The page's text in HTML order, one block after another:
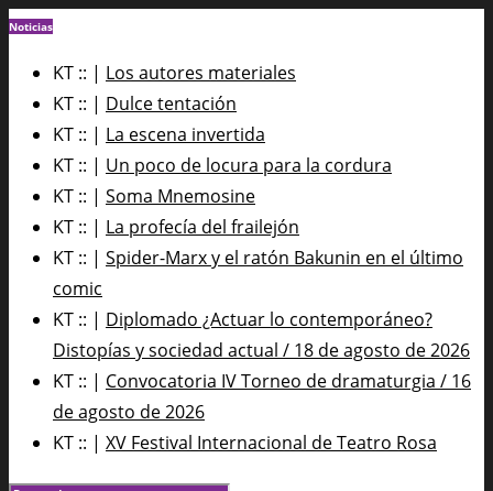
Noticias
KT :: | Los autores materiales
KT :: | Dulce tentación
KT :: | La escena invertida
KT :: | Un poco de locura para la cordura
KT :: | Soma Mnemosine
KT :: | La profecía del frailejón
KT :: | Spider-Marx y el ratón Bakunin en el último
comic
KT :: | Diplomado ¿Actuar lo contemporáneo?
Distopías y sociedad actual / 18 de agosto de 2026
KT :: | Convocatoria IV Torneo de dramaturgia / 16
de agosto de 2026
KT :: | XV Festival Internacional de Teatro Rosa